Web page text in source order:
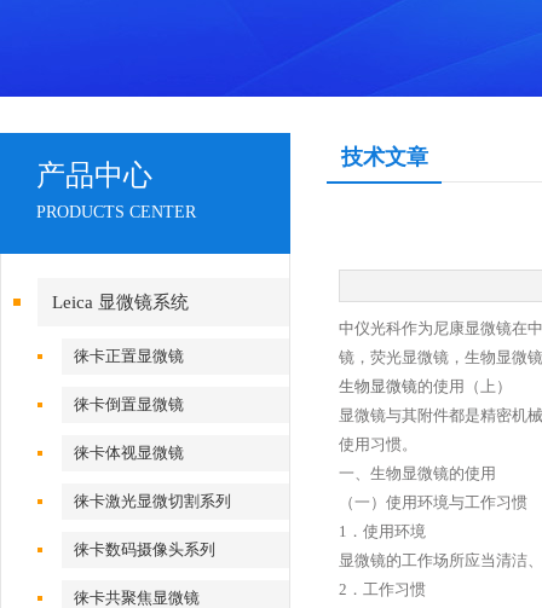
产品中心
PRODUCTS CENTER
Leica 显微镜系统
徕卡正置显微镜
徕卡倒置显微镜
徕卡体视显微镜
徕卡激光显微切割系列
徕卡数码摄像头系列
徕卡共聚焦显微镜
技术文章
中仪光科作为尼康显微镜在
镜，荧光显微镜，生物显微
生物显微镜的使用（上）
显微镜与其附件都是精密机
使用习惯。
一、生物显微镜的使用
（一）使用环境与工作习惯
1．使用环境
显微镜的工作场所应当清洁
2．工作习惯